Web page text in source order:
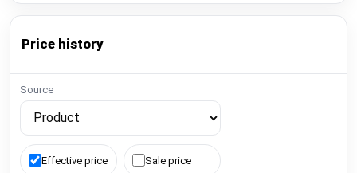
Price history
Source
Effective price Sale price